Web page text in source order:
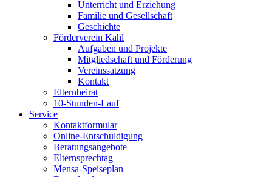
Unterricht und Erziehung
Familie und Gesellschaft
Geschichte
Förderverein Kahl
Aufgaben und Projekte
Mitgliedschaft und Förderung
Vereinssatzung
Kontakt
Elternbeirat
10-Stunden-Lauf
Service
Kontaktformular
Online-Entschuldigung
Beratungsangebote
Elternsprechtag
Mensa-Speiseplan